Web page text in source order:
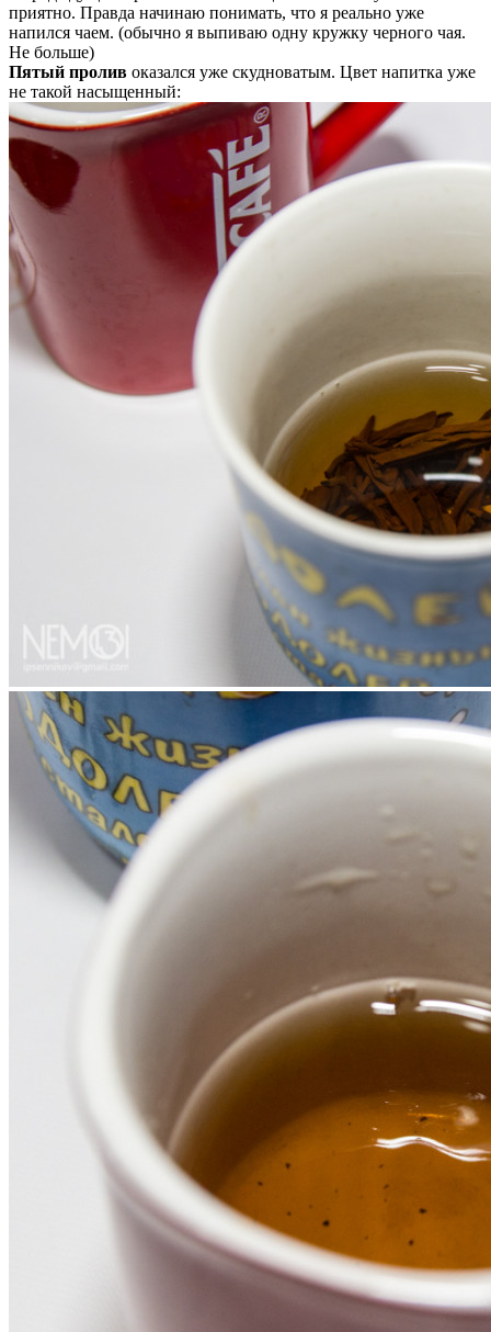
приятно. Правда начинаю понимать, что я реально уже
напился чаем. (обычно я выпиваю одну кружку черного чая.
Не больше)
Пятый пролив оказался уже скудноватым. Цвет напитка уже
не такой насыщенный: